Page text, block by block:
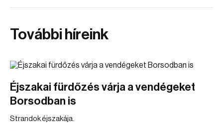
További híreink
Éjszakai fürdőzés várja a vendégeket
Borsodban is
Strandok éjszakája.